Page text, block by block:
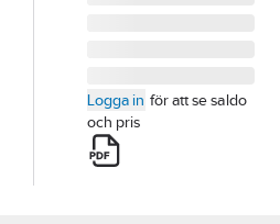
Logga in för att se saldo
och pris